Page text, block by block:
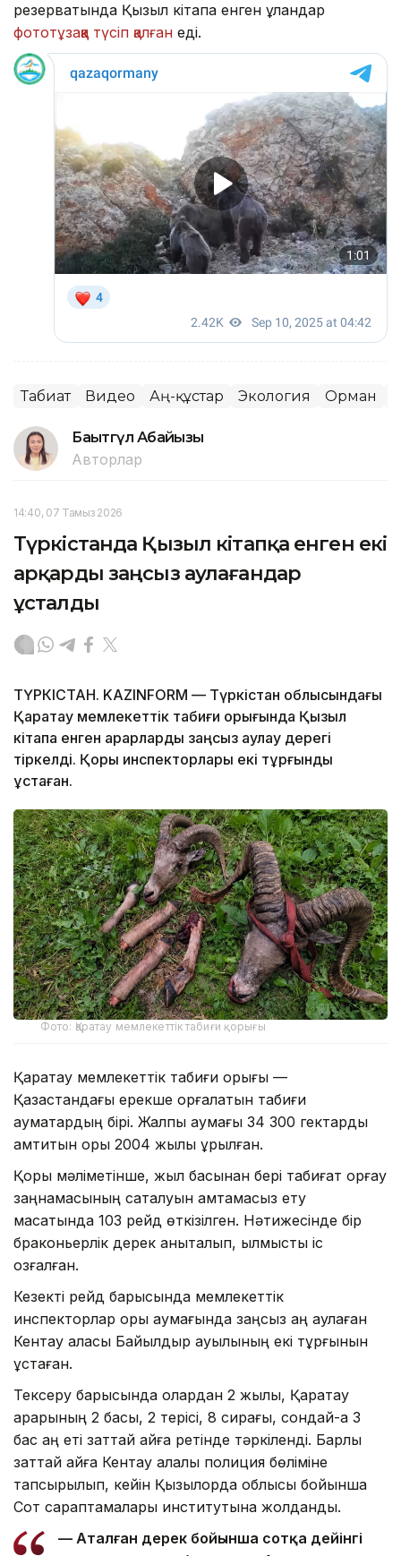
резерватында Қызыл кітапқа енген құландар
фототұзаққа түсіп қалған еді.
Табиғат Видео Аң-құстар Экология Орман
Бақытгүл Абайқызы
Авторлар
14:40, 07 Тамыз 2026
Түркістанда Қызыл кітапқа енген екі
арқарды заңсыз аулағандар
ұсталды
ТҮРКІСТАН. KAZINFORM — Түркістан облысындағы
Қаратау мемлекеттік табиғи қорығында Қызыл
кітапқа енген арқарларды заңсыз аулау дерегі
тіркелді. Қорық инспекторлары екі тұрғынды
ұстаған.
Фото: Қаратау мемлекеттік табиғи қорығы
Қаратау мемлекеттік табиғи қорығы —
Қазақстандағы ерекше қорғалатын табиғи
аумақтардың бірі. Жалпы аумағы 34 300 гектарды
қамтитын қорық 2004 жылы құрылған.
Қорық мәліметінше, жыл басынан бері табиғат қорғау
заңнамасының сақталуын қамтамасыз ету
мақсатында 103 рейд өткізілген. Нәтижесінде бір
браконьерлік дерек анықталып, қылмыстық іс
қозғалған.
Кезекті рейд барысында мемлекеттік
инспекторлар қорық аумағында заңсыз аң аулаған
Кентау қаласы Байылдыр ауылының екі тұрғынын
ұстаған.
Тексеру барысында олардан 2 жылқы, Қаратау
арқарының 2 басы, 2 терісі, 8 сирағы, сондай-ақ 3
бас аң еті заттай айғақ ретінде тәркіленді. Барлық
заттай айғақ Кентау қалалық полиция бөліміне
тапсырылып, кейін Қызылорда облысы бойынша
Сот сараптамалары институтына жолданды.
— Аталған дерек бойынша сотқа дейінгі